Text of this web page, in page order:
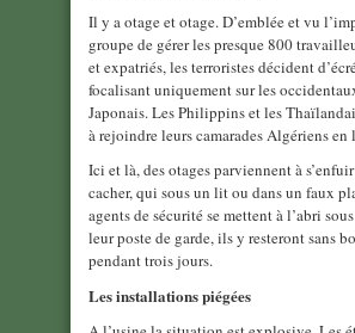
Il y a otage et otage. D’emblée et vu
groupe de gérer les presque 800
et expatriés, les terroristes décident
focalisant uniquement sur les
Japonais. Les Philippins et les
à rejoindre leurs camarades Algériens
Ici et là, des otages parviennent à
cacher, qui sous un lit ou dans un faux
agents de sécurité se mettent à l’abri
leur poste de garde, ils y resteront sans
pendant trois jours.
Les installations piégées